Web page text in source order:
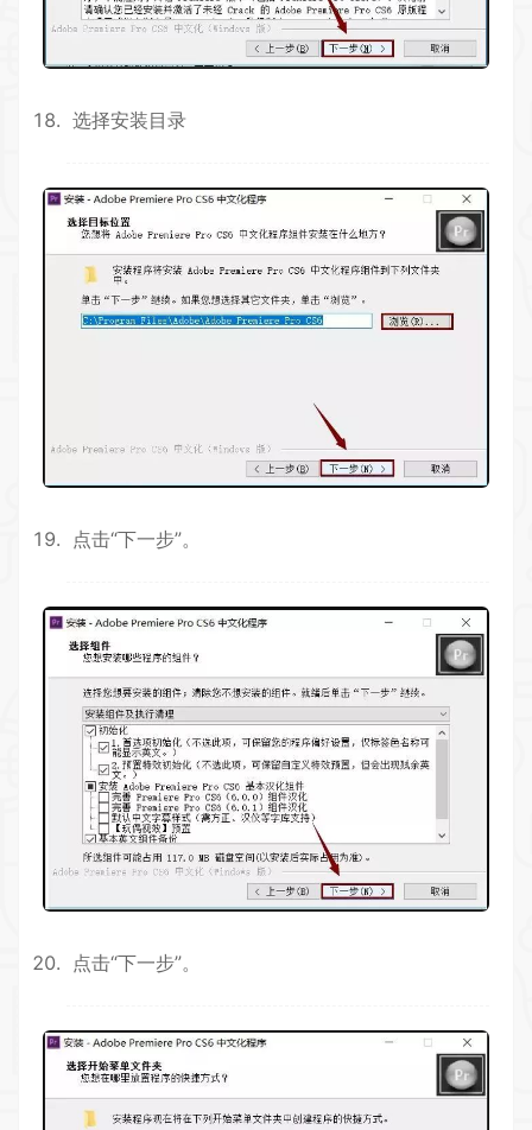
选择安装目录
点击“下一步”。
点击“下一步”。